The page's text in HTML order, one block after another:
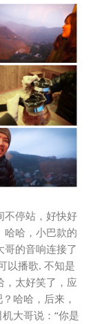
不停站，好快好
哈哈，小巴款的
哥的音响连接了
以播歌. 不知是
，太好笑了，应
哈哈，后来，
大哥说：“你是